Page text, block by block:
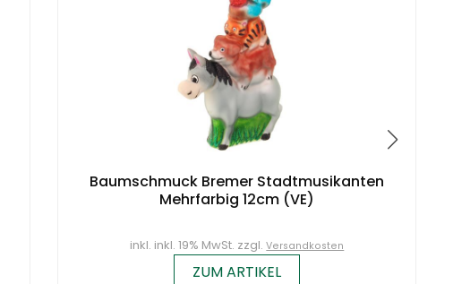
Baumschmuck Bremer Stadtmusikanten
Mehrfarbig 12cm (VE)
inkl. inkl. 19% MwSt. zzgl.Versandkosten
ZUM ARTIKEL